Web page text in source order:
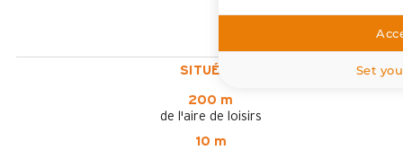
SITUÉ À :
200 m
de l'aire de loisirs
10 m
Set